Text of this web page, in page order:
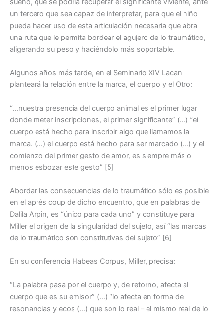
sueño, que se podría recuperar el significante viviente, ante
un tercero que sea capaz de interpretar, para que el niño
pueda hacer uso de esta articulación necesaria que abra
una ruta que le permita bordear el agujero de lo traumático,
aligerando su peso y haciéndolo más soportable.
Algunos años más tarde, en el Seminario XIV Lacan
planteará la relación entre la marca, el cuerpo y el Otro:
“…nuestra presencia del cuerpo animal es el primer lugar
donde meter inscripciones, el primer significante” (…) “el
cuerpo está hecho para inscribir algo que llamamos la
marca. (…) el cuerpo está hecho para ser marcado (…) y el
comienzo del primer gesto de amor, es siempre más o
menos esbozar este gesto” [5]
Abordar las consecuencias de lo traumático sólo es posible
en el aprés coup de dicho encuentro, que en palabras de
Dalila Arpin, es “único para cada uno” y constituye para
Miller el origen de la singularidad del sujeto, así “las marcas
de lo traumático son constitutivas del sujeto” [6]
En su conferencia Habeas Corpus, Miller, precisa:
“La palabra pasa por el cuerpo y, de retorno, afecta al
cuerpo que es su emisor” (…) “lo afecta en forma de
resonancias y ecos (…) que son lo real – el mismo real de lo